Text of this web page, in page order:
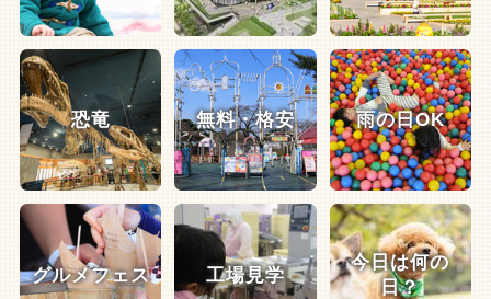
恐竜 無料・格安 雨の日OK
グルメフェス 工場見学
今日は何の
日？